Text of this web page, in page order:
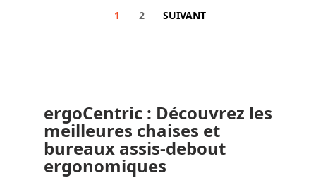
1 2 SUIVANT
ergoCentric : Découvrez les
meilleures chaises et
bureaux assis-debout
ergonomiques